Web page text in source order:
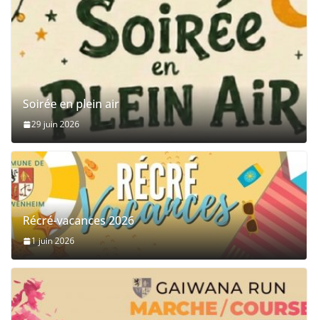
Soirée en plein air
29 juin 2026
Récré-vacances 2026
1 juin 2026